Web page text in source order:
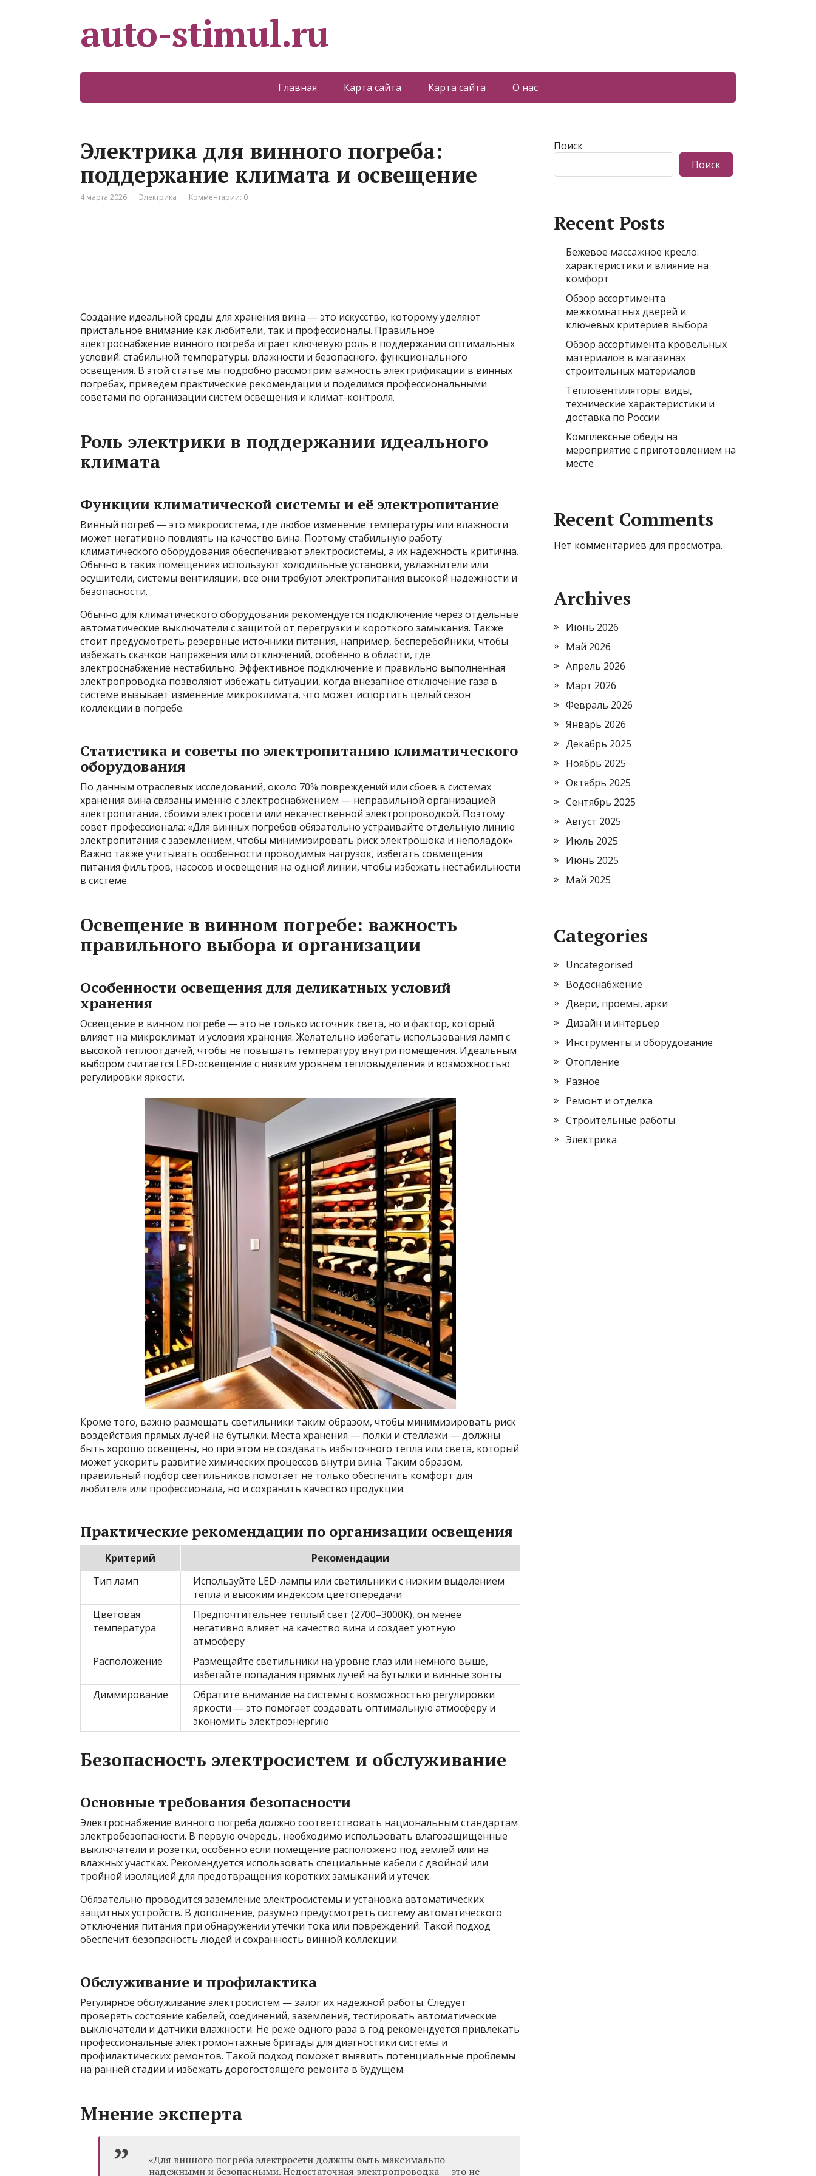
auto-stimul.ru
Главная Карта сайта Карта сайта О нас
Электрика для винного погреба:
поддержание климата и освещение
4 марта 2026 Электрика Комментарии: 0
Создание идеальной среды для хранения вина — это искусство, которому уделяют
пристальное внимание как любители, так и профессионалы. Правильное
электроснабжение винного погреба играет ключевую роль в поддержании оптимальных
условий: стабильной температуры, влажности и безопасного, функционального
освещения. В этой статье мы подробно рассмотрим важность электрификации в винных
погребах, приведем практические рекомендации и поделимся профессиональными
советами по организации систем освещения и климат-контроля.
Роль электрики в поддержании идеального
климата
Функции климатической системы и её электропитание
Винный погреб — это микросистема, где любое изменение температуры или влажности
может негативно повлиять на качество вина. Поэтому стабильную работу
климатического оборудования обеспечивают электросистемы, а их надежность критична.
Обычно в таких помещениях используют холодильные установки, увлажнители или
осушители, системы вентиляции, все они требуют электропитания высокой надежности и
безопасности.
Обычно для климатического оборудования рекомендуется подключение через отдельные
автоматические выключатели с защитой от перегрузки и короткого замыкания. Также
стоит предусмотреть резервные источники питания, например, бесперебойники, чтобы
избежать скачков напряжения или отключений, особенно в области, где
электроснабжение нестабильно. Эффективное подключение и правильно выполненная
электропроводка позволяют избежать ситуации, когда внезапное отключение газа в
системе вызывает изменение микроклимата, что может испортить целый сезон
коллекции в погребе.
Статистика и советы по электропитанию климатического
оборудования
По данным отраслевых исследований, около 70% повреждений или сбоев в системах
хранения вина связаны именно с электроснабжением — неправильной организацией
электропитания, сбоими электросети или некачественной электропроводкой. Поэтому
совет профессионала: «Для винных погребов обязательно устраивайте отдельную линию
электропитания с заземлением, чтобы минимизировать риск электрошока и неполадок».
Важно также учитывать особенности проводимых нагрузок, избегать совмещения
питания фильтров, насосов и освещения на одной линии, чтобы избежать нестабильности
в системе.
Освещение в винном погребе: важность
правильного выбора и организации
Особенности освещения для деликатных условий
хранения
Освещение в винном погребе — это не только источник света, но и фактор, который
влияет на микроклимат и условия хранения. Желательно избегать использования ламп с
высокой теплоотдачей, чтобы не повышать температуру внутри помещения. Идеальным
выбором считается LED-освещение с низким уровнем тепловыделения и возможностью
регулировки яркости.
Кроме того, важно размещать светильники таким образом, чтобы минимизировать риск
воздействия прямых лучей на бутылки. Места хранения — полки и стеллажи — должны
быть хорошо освещены, но при этом не создавать избыточного тепла или света, который
может ускорить развитие химических процессов внутри вина. Таким образом,
правильный подбор светильников помогает не только обеспечить комфорт для
любителя или профессионала, но и сохранить качество продукции.
Практические рекомендации по организации освещения
Критерий
Рекомендации
Тип ламп
Используйте LED-лампы или светильники с низким выделением
тепла и высоким индексом цветопередачи
Цветовая
температура
Предпочтительнее теплый свет (2700–3000K), он менее
негативно влияет на качество вина и создает уютную
атмосферу
Расположение
Размещайте светильники на уровне глаз или немного выше,
избегайте попадания прямых лучей на бутылки и винные зонты
Диммирование
Обратите внимание на системы с возможностью регулировки
яркости — это помогает создавать оптимальную атмосферу и
экономить электроэнергию
Безопасность электросистем и обслуживание
Основные требования безопасности
Электроснабжение винного погреба должно соответствовать национальным стандартам
электробезопасности. В первую очередь, необходимо использовать влагозащищенные
выключатели и розетки, особенно если помещение расположено под землей или на
влажных участках. Рекомендуется использовать специальные кабели с двойной или
тройной изоляцией для предотвращения коротких замыканий и утечек.
Обязательно проводится заземление электросистемы и установка автоматических
защитных устройств. В дополнение, разумно предусмотреть систему автоматического
отключения питания при обнаружении утечки тока или повреждений. Такой подход
обеспечит безопасность людей и сохранность винной коллекции.
Обслуживание и профилактика
Регулярное обслуживание электросистем — залог их надежной работы. Следует
проверять состояние кабелей, соединений, заземления, тестировать автоматические
выключатели и датчики влажности. Не реже одного раза в год рекомендуется привлекать
профессиональные электромонтажные бригады для диагностики системы и
профилактических ремонтов. Такой подход поможет выявить потенциальные проблемы
на ранней стадии и избежать дорогостоящего ремонта в будущем.
Мнение эксперта
«Для винного погреба электросети должны быть максимально
надежными и безопасными. Недостаточная электропроводка — это не
Поиск
Поиск
Recent Posts
Бежевое массажное кресло:
характеристики и влияние на
комфорт
Обзор ассортимента
межкомнатных дверей и
ключевых критериев выбора
Обзор ассортимента кровельных
материалов в магазинах
строительных материалов
Тепловентиляторы: виды,
технические характеристики и
доставка по России
Комплексные обеды на
мероприятие с приготовлением на
месте
Recent Comments
Нет комментариев для просмотра.
Archives
Июнь 2026
Май 2026
Апрель 2026
Март 2026
Февраль 2026
Январь 2026
Декабрь 2025
Ноябрь 2025
Октябрь 2025
Сентябрь 2025
Август 2025
Июль 2025
Июнь 2025
Май 2025
Categories
Uncategorised
Водоснабжение
Двери, проемы, арки
Дизайн и интерьер
Инструменты и оборудование
Отопление
Разное
Ремонт и отделка
Строительные работы
Электрика